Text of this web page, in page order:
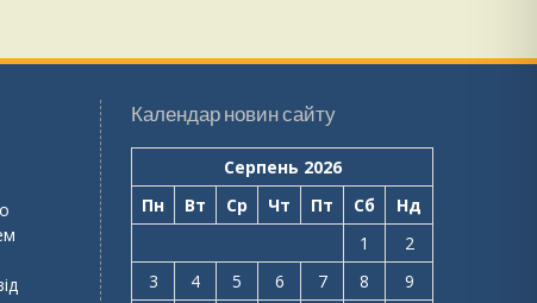
Календар новин сайту
Серпень 2026
Пн
Вт Ср Чт Пт Сб
Нд
1
2
3
4 5 6 7 8
9